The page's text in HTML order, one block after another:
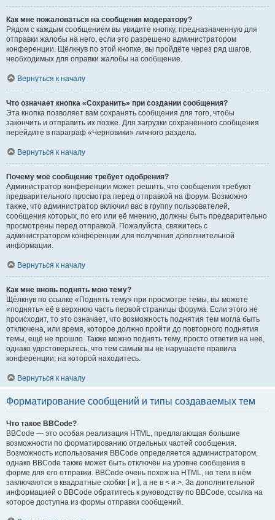
Как мне пожаловаться на сообщения модератору?
Рядом с каждым сообщением вы увидите кнопку, предназначенную для
отправки жалобы на него, если это разрешено администратором
конференции. Щёлкнув по этой кнопке, вы пройдёте через ряд шагов,
необходимых для оправки жалобы на сообщение.
Вернуться к началу
Что означает кнопка «Сохранить» при создании сообщения?
Эта кнопка позволяет вам сохранять сообщения для того, чтобы
закончить и отправить их позже. Для загрузки сохранённого сообщения
перейдите в параграф «Черновики» личного раздела.
Вернуться к началу
Почему моё сообщение требует одобрения?
Администратор конференции может решить, что сообщения требуют
предварительного просмотра перед отправкой на форум. Возможно
также, что администратор включил вас в группу пользователей,
сообщения которых, по его или её мнению, должны быть предварительно
просмотрены перед отправкой. Пожалуйста, свяжитесь с
администратором конференции для получения дополнительной
информации.
Вернуться к началу
Как мне вновь поднять мою тему?
Щёлкнув по ссылке «Поднять тему» при просмотре темы, вы можете
«поднять» её в верхнюю часть первой страницы форума. Если этого не
происходит, то это означает, что возможность поднятия тем могла быть
отключена, или время, которое должно пройти до повторного поднятия
темы, ещё не прошло. Также можно поднять тему, просто ответив на неё,
однако удостоверьтесь, что тем самым вы не нарушаете правила
конференции, на которой находитесь.
Вернуться к началу
Форматирование сообщений и типы создаваемых тем
Что такое BBCode?
BBCode — это особая реализация HTML, предлагающая большие
возможности по форматированию отдельных частей сообщения.
Возможность использования BBCode определяется администратором,
однако BBCode также может быть отключён на уровне сообщения в
форме для его отправки. BBCode очень похож на HTML, но теги в нём
заключаются в квадратные скобки [ и ], а не в < и >. За дополнительной
информацией о BBCode обратитесь к руководству по BBCode, ссылка на
которое доступна из формы отправки сообщений.